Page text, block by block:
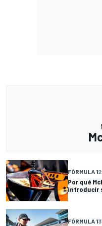
FÓRMULA 1
Por qué
introducir
FÓRMULA 1